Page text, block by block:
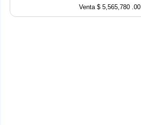
Venta $ 5,565,780 .00